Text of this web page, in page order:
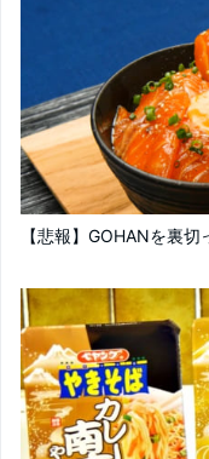
【悲報】GOHANを裏